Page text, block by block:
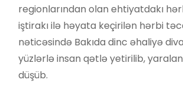
regionlarından olan ehtiyatdakı
iştirakı ilə həyata keçirilən hərbi
nəticəsində Bakıda dinc əhaliyə
yüzlərlə insan qətlə yetirilib,
düşüb.